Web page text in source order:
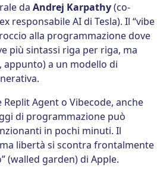
da Andrej Karpathy(co-
responsabile AI di Tesla). Il “vibe
alla programmazione dove
più sintassi riga per riga, ma
, appunto) a un modello di
Agent o Vibecode, anche
di programmazione può
in pochi minuti. Il
libertà si scontra frontalmente
(walled garden) di Apple.